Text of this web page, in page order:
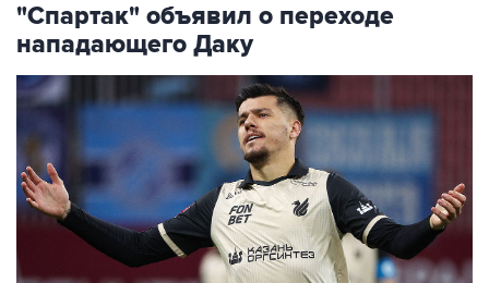
"Спартак" объявил о переходе
нападающего Даку